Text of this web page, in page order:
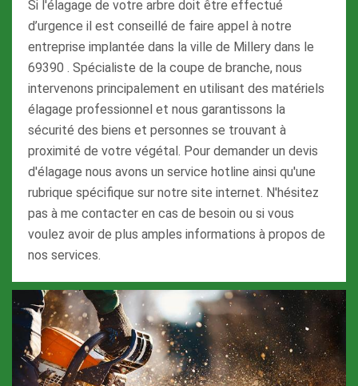
Si l'élagage de votre arbre doit être effectué
d’urgence il est conseillé de faire appel à notre
entreprise implantée dans la ville de Millery dans le
69390 . Spécialiste de la coupe de branche, nous
intervenons principalement en utilisant des matériels
élagage professionnel et nous garantissons la
sécurité des biens et personnes se trouvant à
proximité de votre végétal. Pour demander un devis
d'élagage nous avons un service hotline ainsi qu'une
rubrique spécifique sur notre site internet. N'hésitez
pas à me contacter en cas de besoin ou si vous
voulez avoir de plus amples informations à propos de
nos services.